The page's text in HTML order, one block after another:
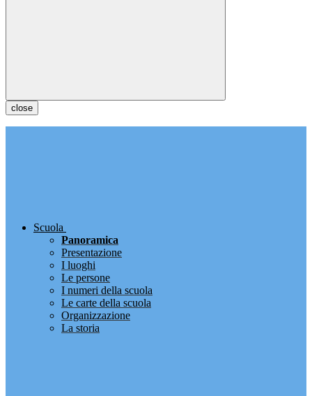
close
Scuola
Panoramica
Presentazione
I luoghi
Le persone
I numeri della scuola
Le carte della scuola
Organizzazione
La storia